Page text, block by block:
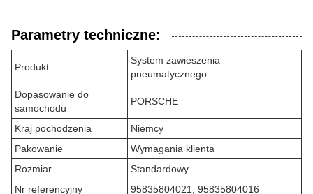
Parametry techniczne:
Produkt
System zawieszenia
pneumatycznego
Dopasowanie do
samochodu
PORSCHE
Kraj pochodzenia
Niemcy
Pakowanie
Wymagania klienta
Rozmiar
Standardowy
Nr referencyjny
95835804021, 95835804016